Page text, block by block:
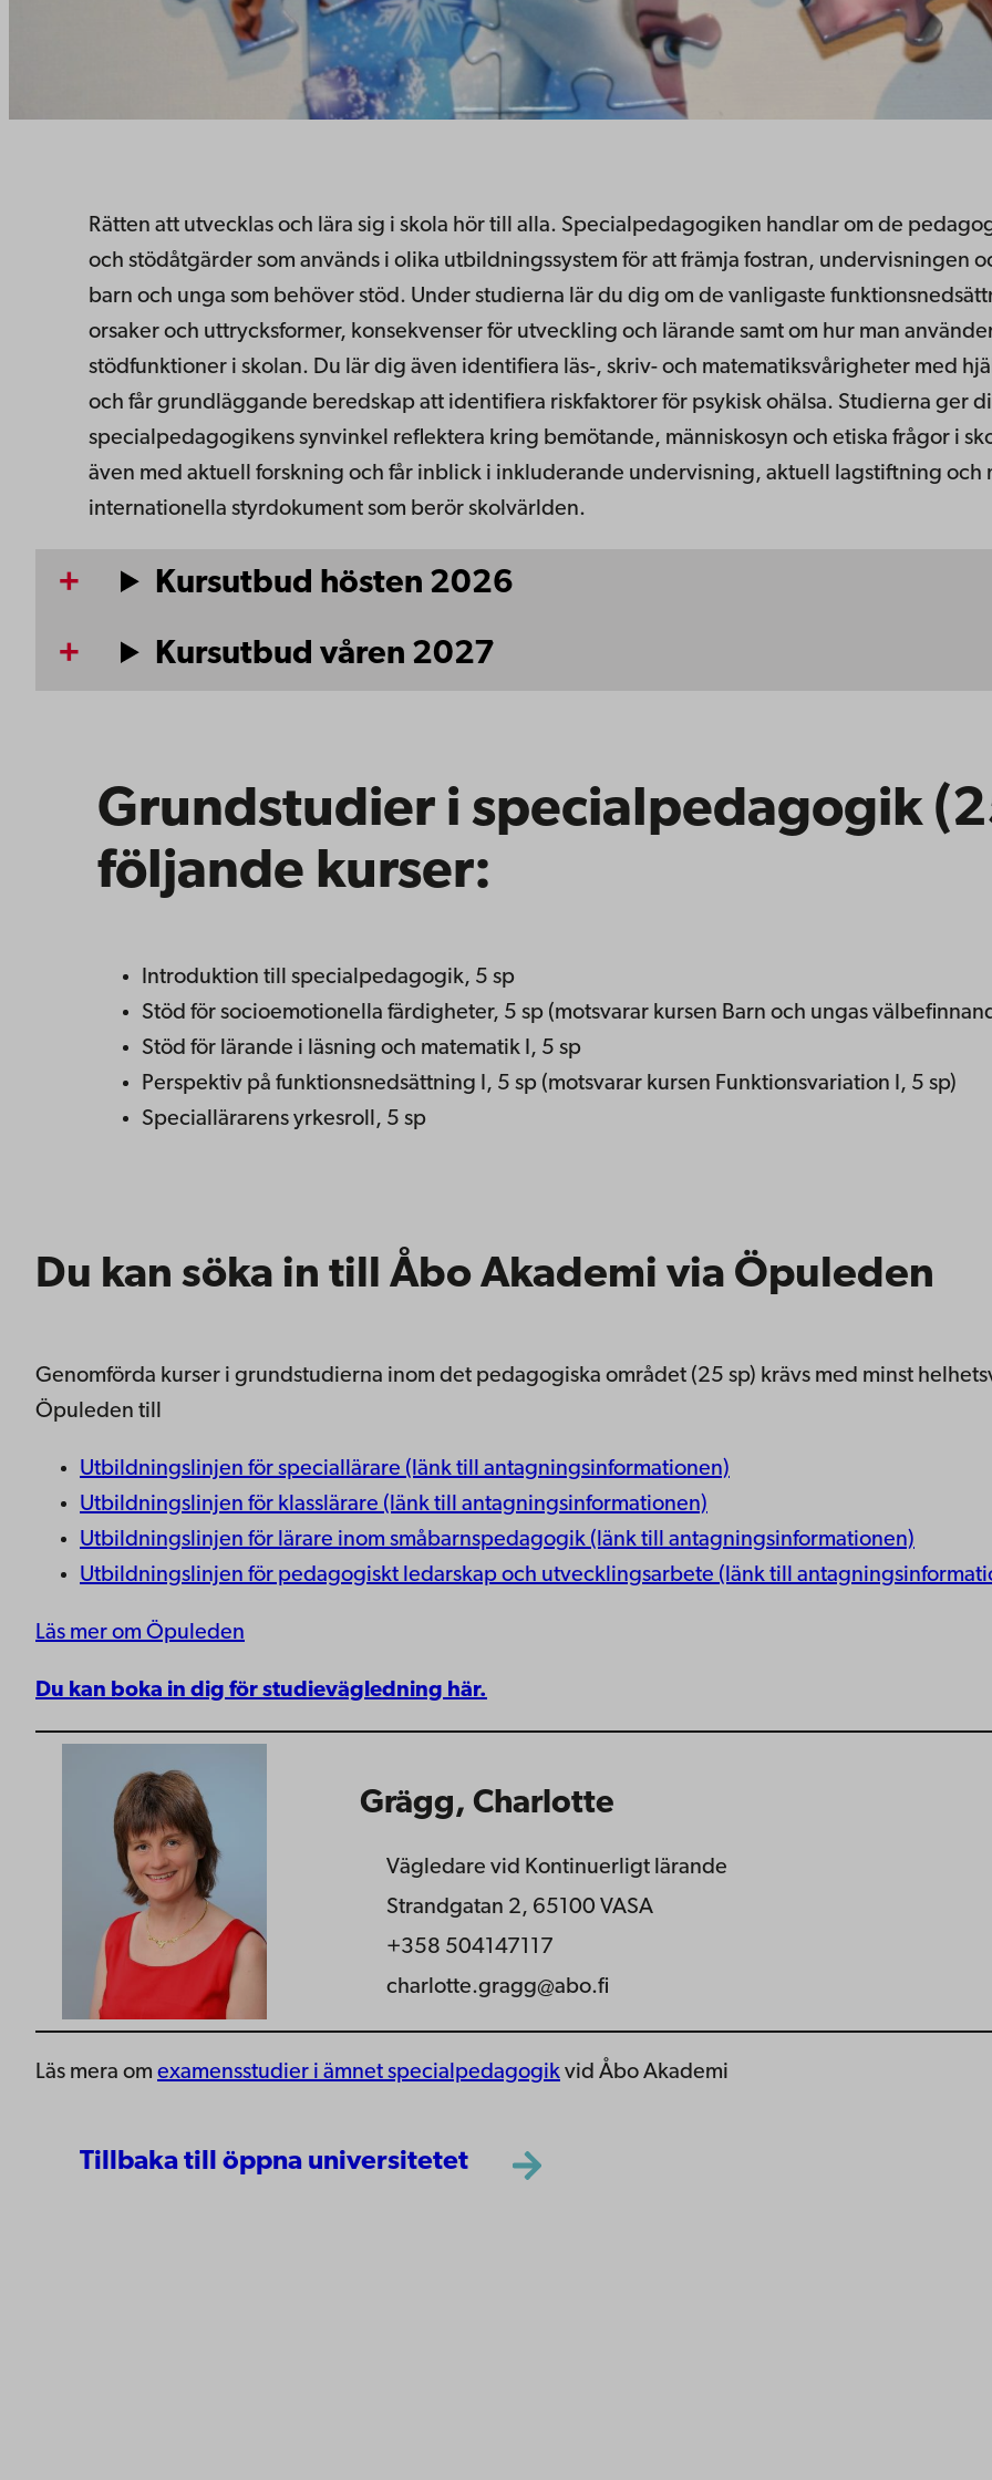
Rätten att utvecklas och lära sig i skola hör till alla. Specialpedagogiken handlar om de
och stödåtgärder som används i olika utbildningssystem för att främja fostran, undervisningen
barn och unga som behöver stöd. Under studierna lär du dig om de vanligaste
orsaker och uttrycksformer, konsekvenser för utveckling och lärande samt om hur man
stödfunktioner i skolan. Du lär dig även identifiera läs-, skriv- och matematiksvårigheter med
och får grundläggande beredskap att identifiera riskfaktorer för psykisk ohälsa. Studierna ger
specialpedagogikens synvinkel reflektera kring bemötande, människosyn och etiska frågor i
även med aktuell forskning och får inblick i inkluderande undervisning, aktuell lagstiftning och
internationella styrdokument som berör skolvärlden.
Kursutbud hösten 2026
Kursutbud våren 2027
Grundstudier i specialpedagogik
följande kurser:
Introduktion till specialpedagogik, 5 sp
Stöd för socioemotionella färdigheter, 5 sp (motsvarar kursen Barn och ungas
Stöd för lärande i läsning och matematik I, 5 sp
Perspektiv på funktionsnedsättning I, 5 sp (motsvarar kursen Funktionsvariation I, 5 sp)
Speciallärarens yrkesroll, 5 sp
Du kan söka in till Åbo Akademi via Öpuleden
Genomförda kurser i grundstudierna inom det pedagogiska området (25 sp) krävs med minst
Öpuleden till
Utbildningslinjen för speciallärare (länk till antagningsinformationen)
Utbildningslinjen för klasslärare (länk till antagningsinformationen)
Utbildningslinjen för lärare inom småbarnspedagogik (länk till antagningsinformationen)
Utbildningslinjen för pedagogiskt ledarskap och utvecklingsarbete (länk till
Läs mer om Öpuleden
Du kan boka in dig för studievägledning här.
Grägg, Charlotte
Vägledare vid Kontinuerligt lärande
Strandgatan 2, 65100 VASA
+358 504147117
charlotte.gragg@abo.fi
Läs mera om examensstudier i ämnet specialpedagogik vid Åbo Akademi
Tillbaka till öppna universitetet